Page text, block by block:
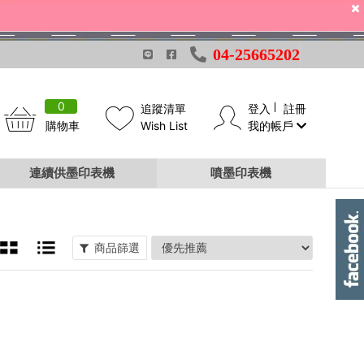
04-25665202
0
購物車
追蹤清單
Wish List
登入
註冊
我的帳戶
連續供墨印表機 噴墨印表機
商品篩選